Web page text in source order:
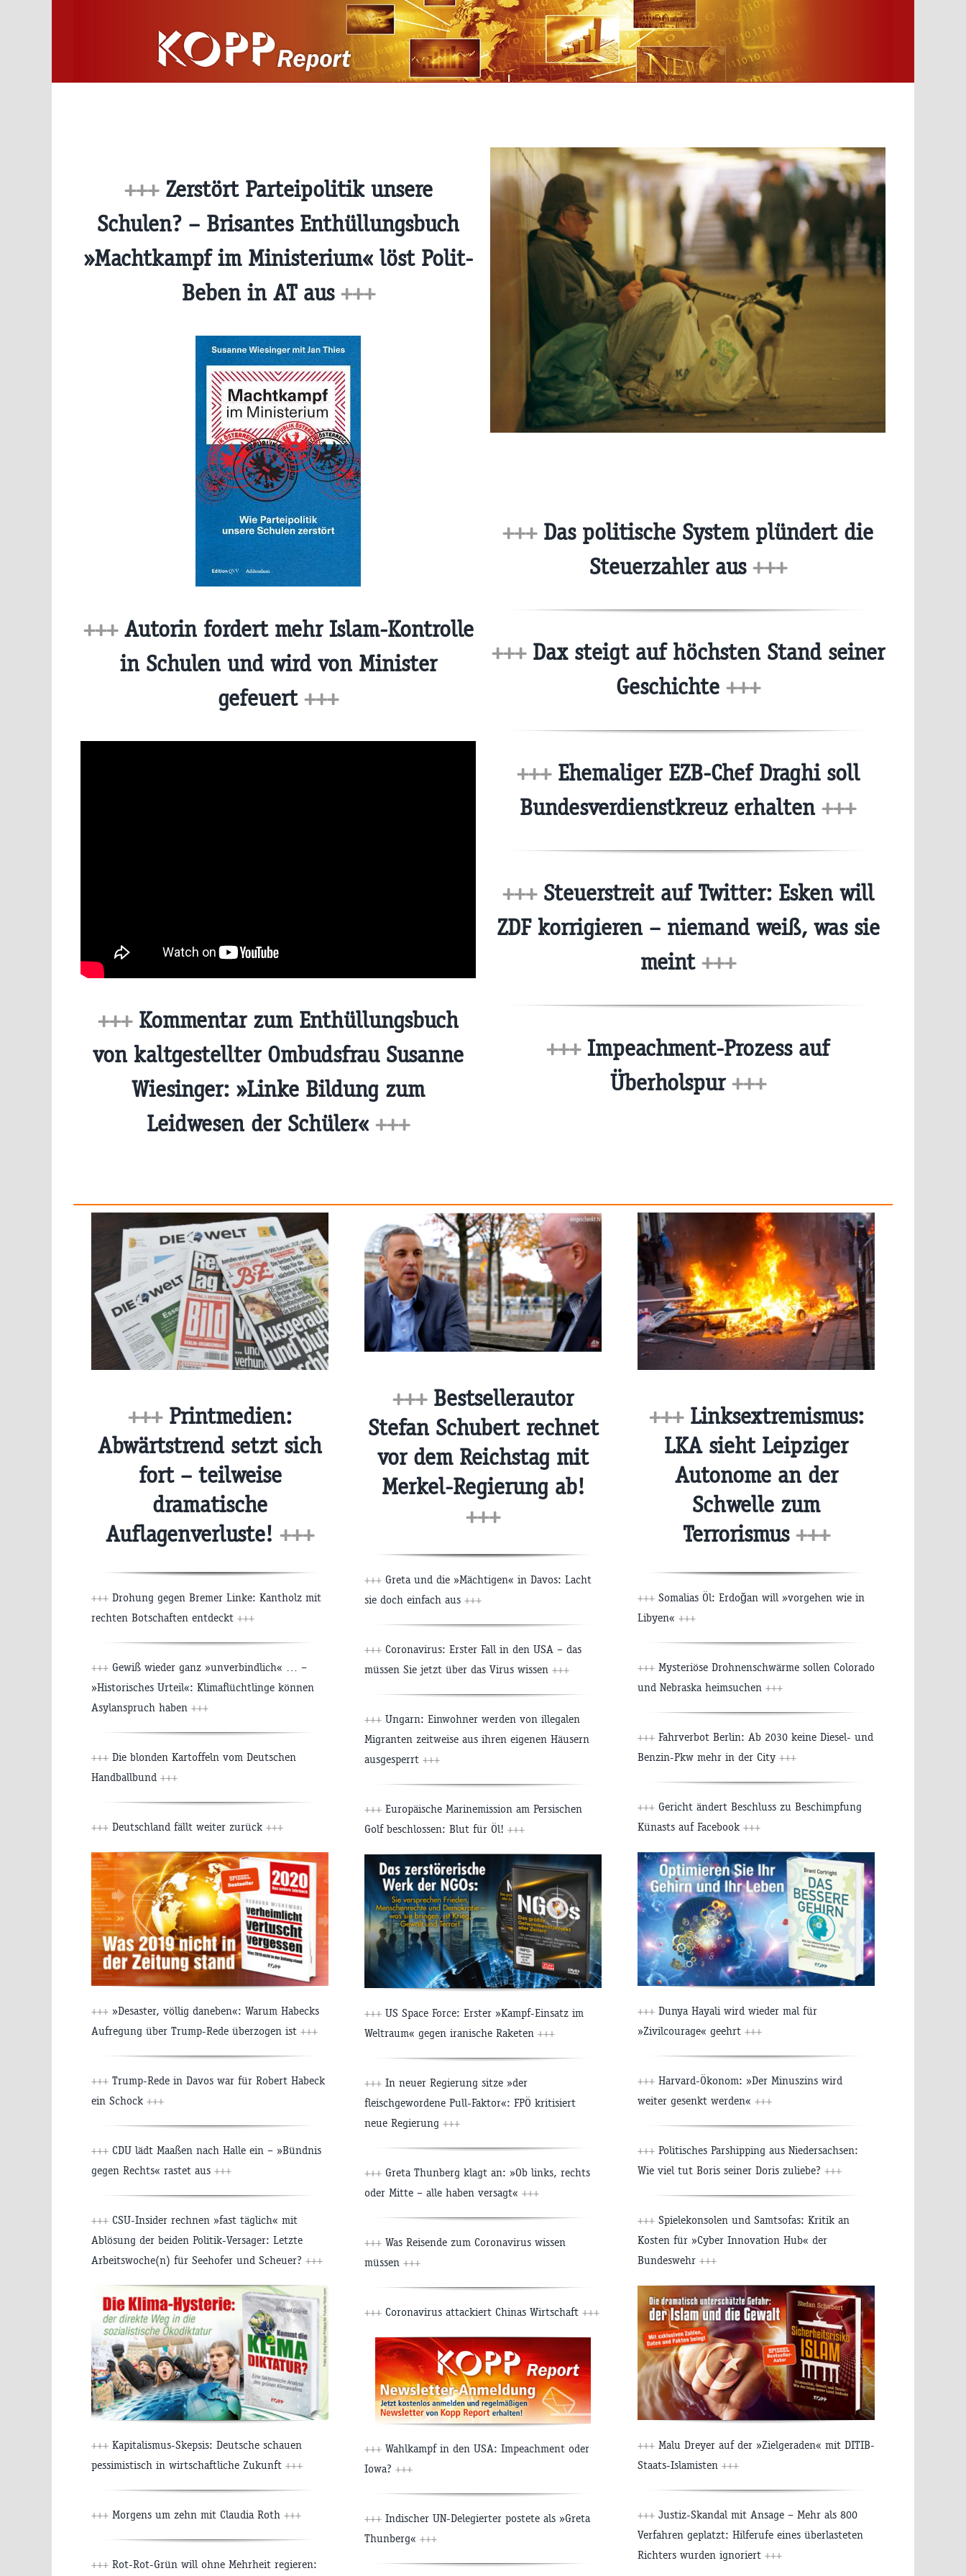
+++ Zerstört Parteipolitik unsere
Schulen? – Brisantes Enthüllungsbuch
»Machtkampf im Ministerium« löst Polit-
Beben in AT aus +++
+++ Autorin fordert mehr Islam-Kontrolle
in Schulen und wird von Minister
gefeuert +++
+++ Kommentar zum Enthüllungsbuch
von kaltgestellter Ombudsfrau Susanne
Wiesinger: »Linke Bildung zum
Leidwesen der Schüler« +++
+++Das politische System plündert die
Steuerzahler aus +++
+++Dax steigt auf höchsten Stand seiner
Geschichte +++
+++Ehemaliger EZB-Chef Draghi soll
Bundesverdienstkreuz erhalten +++
+++Steuerstreit auf Twitter: Esken will
ZDF korrigieren – niemand weiß, was sie
meint +++
+++Impeachment-Prozess auf
Überholspur+++
+++Printmedien:
Abwärtstrend setzt sich
fort – teilweise
dramatische
Auflagenverluste! +++
+++ Drohung gegen Bremer Linke: Kantholz mit
rechten Botschaften entdeckt +++
+++ Gewiß wieder ganz »unverbindlich« … –
»Historisches Urteil«: Klimaflüchtlinge können
Asylanspruch haben +++
+++ Die blonden Kartoffeln vom Deutschen
Handballbund +++
+++ Deutschland fällt weiter zurück +++
+++ »Desaster, völlig daneben«: Warum Habecks
Aufregung über Trump-Rede überzogen ist +++
+++ Trump-Rede in Davos war für Robert Habeck
ein Schock +++
+++ CDU lädt Maaßen nach Halle ein – »Bündnis
gegen Rechts« rastet aus +++
+++ CSU-Insider rechnen »fast täglich« mit
Ablösung der beiden Politik-Versager: Letzte
Arbeitswoche(n) für Seehofer und Scheuer? +++
+++ Kapitalismus-Skepsis: Deutsche schauen
pessimistisch in wirtschaftliche Zukunft +++
+++ Morgens um zehn mit Claudia Roth +++
+++ Rot-Rot-Grün will ohne Mehrheit regieren:
+++Bestsellerautor
Stefan Schubert rechnet
vor dem Reichstag mit
Merkel-Regierung ab!
+++
+++ Greta und die »Mächtigen« in Davos: Lacht
sie doch einfach aus +++
+++ Coronavirus: Erster Fall in den USA – das
müssen Sie jetzt über das Virus wissen +++
+++ Ungarn: Einwohner werden von illegalen
Migranten zeitweise aus ihren eigenen Häusern
ausgesperrt +++
+++ Europäische Marinemission am Persischen
Golf beschlossen: Blut für Öl! +++
+++ US Space Force: Erster »Kampf-Einsatz im
Weltraum« gegen iranische Raketen +++
+++ In neuer Regierung sitze »der
fleischgewordene Pull-Faktor«: FPÖ kritisiert
neue Regierung +++
+++ Greta Thunberg klagt an: »Ob links, rechts
oder Mitte – alle haben versagt« +++
+++ Was Reisende zum Coronavirus wissen
müssen +++
+++ Coronavirus attackiert Chinas Wirtschaft +++
+++ Wahlkampf in den USA: Impeachment oder
Iowa? +++
+++ Indischer UN-Delegierter postete als »Greta
Thunberg« +++
+++Linksextremismus:
LKA sieht Leipziger
Autonome an der
Schwelle zum
Terrorismus +++
+++ Somalias Öl: Erdoğan will »vorgehen wie in
Libyen« +++
+++ Mysteriöse Drohnenschwärme sollen Colorado
und Nebraska heimsuchen +++
+++ Fahrverbot Berlin: Ab 2030 keine Diesel- und
Benzin-Pkw mehr in der City +++
+++ Gericht ändert Beschluss zu Beschimpfung
Künasts auf Facebook +++
+++ Dunya Hayali wird wieder mal für
»Zivilcourage« geehrt +++
+++ Harvard-Ökonom: »Der Minuszins wird
weiter gesenkt werden« +++
+++ Politisches Parshipping aus Niedersachsen:
Wie viel tut Boris seiner Doris zuliebe? +++
+++ Spielekonsolen und Samtsofas: Kritik an
Kosten für »Cyber Innovation Hub« der
Bundeswehr +++
+++ Malu Dreyer auf der »Zielgeraden« mit DITIB-
Staats-Islamisten +++
+++ Justiz-Skandal mit Ansage – Mehr als 800
Verfahren geplatzt: Hilferufe eines überlasteten
Richters wurden ignoriert +++